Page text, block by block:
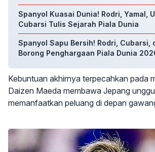
Spanyol Kuasai Dunia! Rodri, Yamal,
Cubarsi Tulis Sejarah Piala Dunia
Spanyol Sapu Bersih! Rodri, Cubarsi,
Borong Penghargaan Piala Dunia
Kebuntuan akhirnya terpecahkan pada
Daizen Maeda membawa Jepang
memanfaatkan peluang di depan